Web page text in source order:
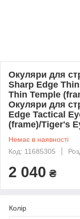
Окуляри для
Sharp Edge
Thin Temple
Окуляри для
Edge Tactical
(frame)/Tiger's
Немає в наявності
Код: 11685305
2 040 ₴
Колір